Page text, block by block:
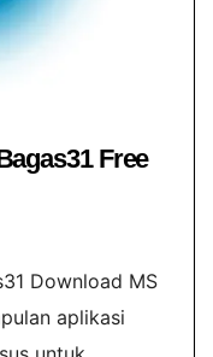
Free
Download MS
aplikasi